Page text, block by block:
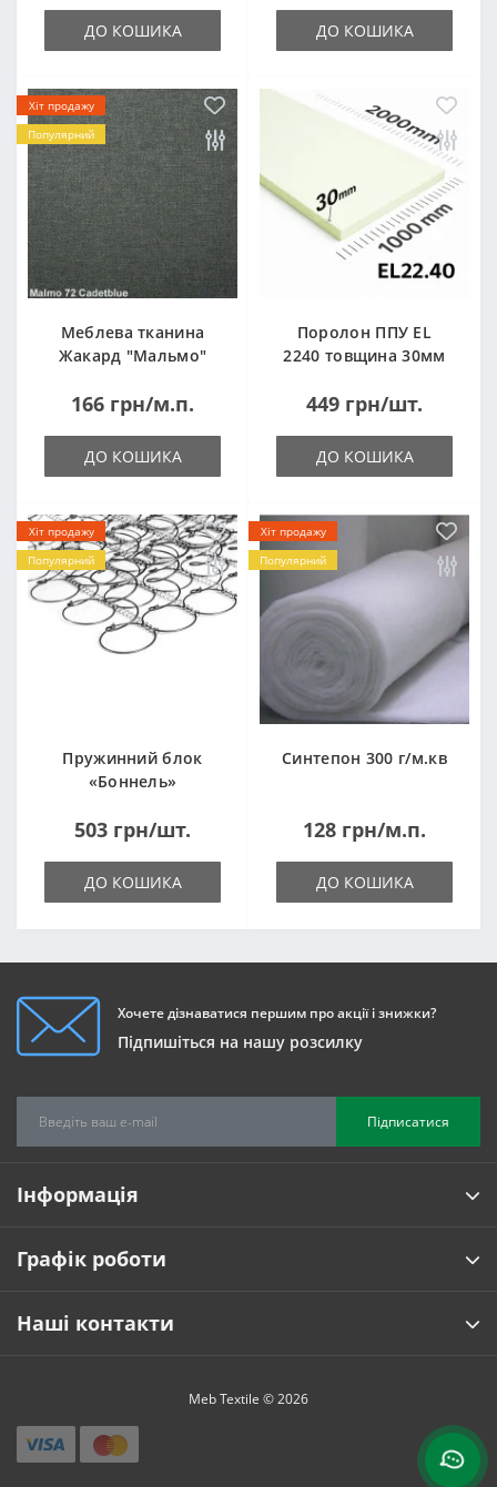
ДО КОШИКА ДО КОШИКА
Хіт продажу
Популярний
Меблева тканина
Жакард "Мальмо"
166 грн/м.п.
ДО КОШИКА
Поролон ППУ EL
2240 товщина 30мм
(1000x2000мм)
449 грн/шт.
ДО КОШИКА
Хіт продажу
Популярний
Пружинний блок
«Боннель»
503 грн/шт.
ДО КОШИКА
Хіт продажу
Популярний
Синтепон 300 г/м.кв
128 грн/м.п.
ДО КОШИКА
Хочете дізнаватися першим про акції і знижки?
Підпишіться на нашу розсилку
Підписатися
Інформація
Графік роботи
Наші контакти
Meb Textile © 2026